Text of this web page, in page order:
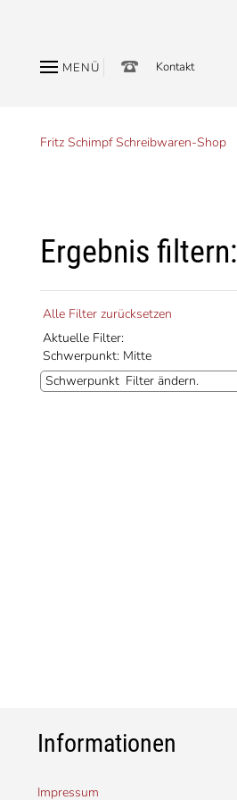
MENÜ Kontakt
Fritz Schimpf Schreibwaren-Shop
Ergebnis filtern:
Alle Filter zurücksetzen
Aktuelle Filter:
Schwerpunkt: Mitte
Schwerpunkt Filter ändern.
Informationen
Impressum